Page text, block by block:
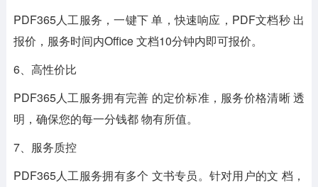
PDF365人工服务，一键下 单，快速响应，PDF文档秒 出
报价，服务时间内Office 文档10分钟内即可报价。
6、高性价比
PDF365人工服务拥有完善 的定价标准，服务价格清晰 透
明，确保您的每一分钱都 物有所值。
7、服务质控
PDF365人工服务拥有多个 文书专员。针对用户的文 档，